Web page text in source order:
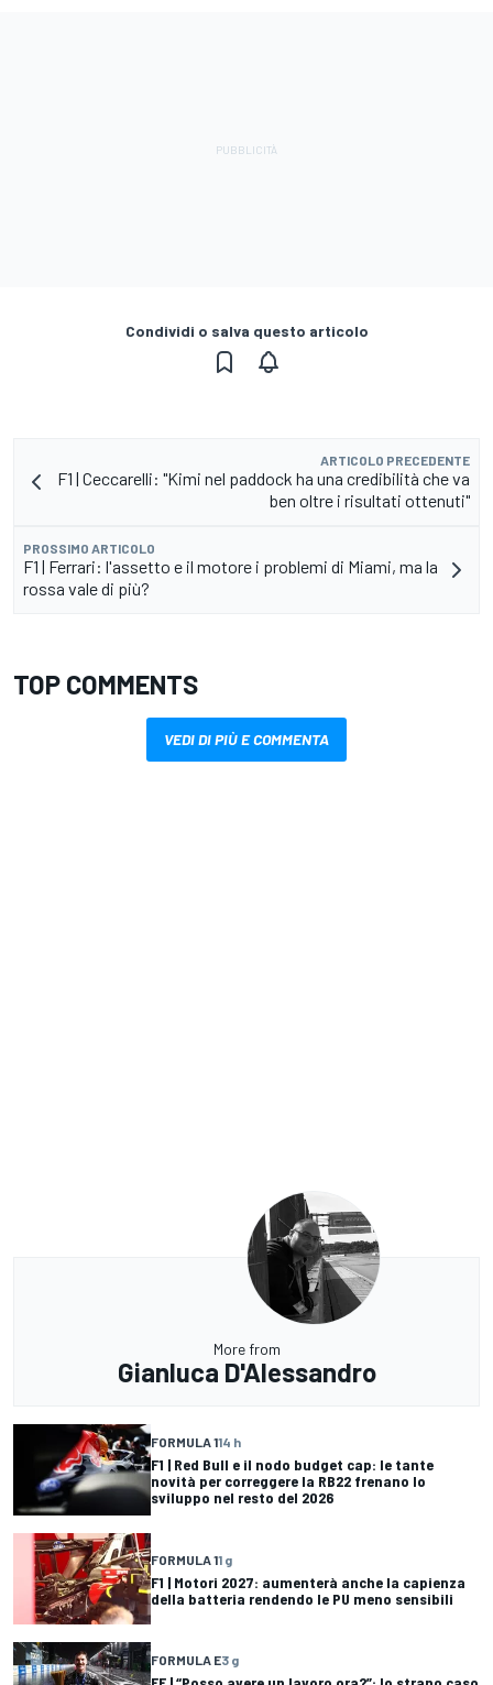
Condividi o salva questo articolo
ARTICOLO PRECEDENTE
F1 | Ceccarelli: "Kimi nel paddock ha una credibilità che va
ben oltre i risultati ottenuti"
PROSSIMO ARTICOLO
F1 | Ferrari: l'assetto e il motore i problemi di Miami, ma la
rossa vale di più?
TOP COMMENTS
VEDI DI PIÙ E COMMENTA
More from
Gianluca D'Alessandro
FORMULA 114 h
F1 | Red Bull e il nodo budget cap: le tante
novità per correggere la RB22 frenano lo
sviluppo nel resto del 2026
FORMULA 11 g
F1 | Motori 2027: aumenterà anche la capienza
della batteria rendendo le PU meno sensibili
FORMULA E3 g